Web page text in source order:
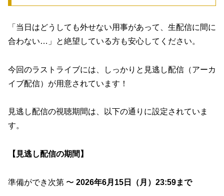
「当日はどうしても外せない用事があって、生配信に間に
合わない…」と絶望している方も安心してください。
今回のラストライブには、しっかりと見逃し配信（アーカ
イブ配信）が用意されています！
見逃し配信の視聴期間は、以下の通りに設定されていま
す。
【見逃し配信の期間】
準備ができ次第 〜 2026年6月15日（月）23:59まで